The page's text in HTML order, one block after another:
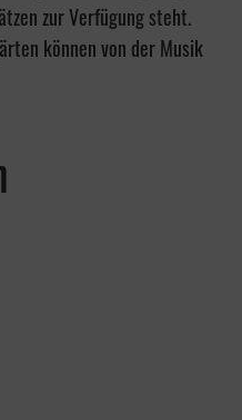
zur Verfügung steht.
können von der Musik